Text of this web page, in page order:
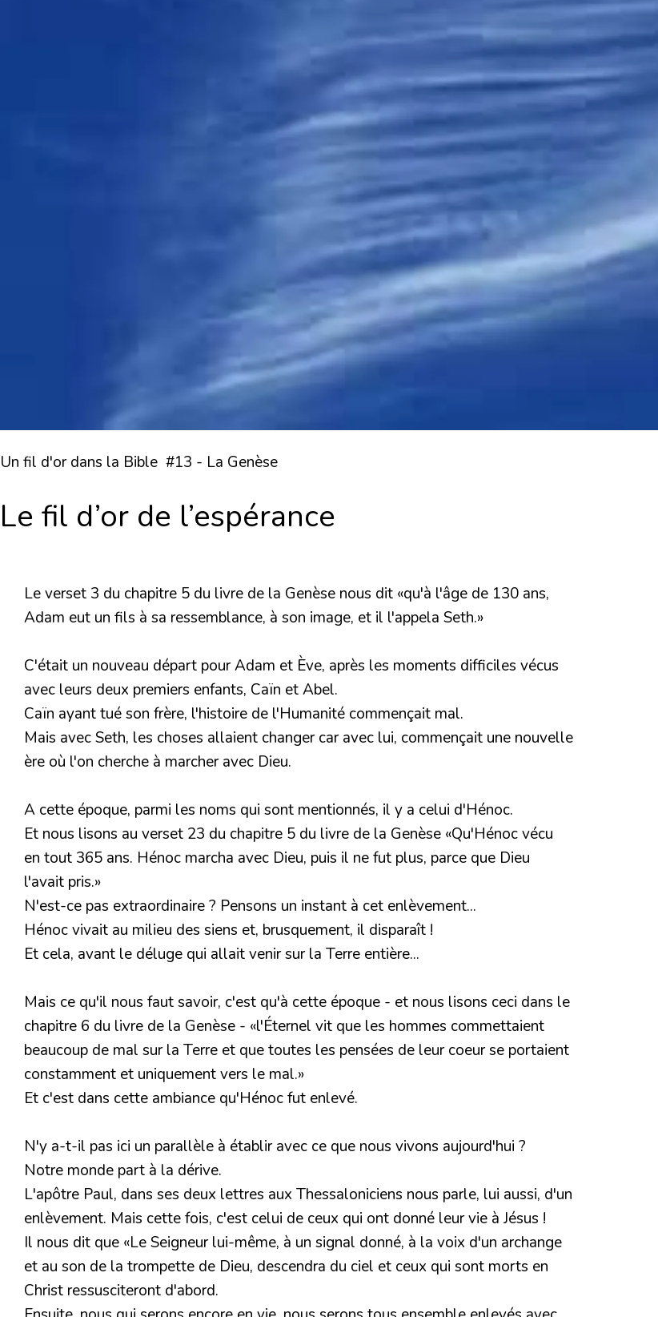
Un fil d'or dans la Bible #13 - La Genèse
Le fil d’or de l’espérance
Le verset 3 du chapitre 5 du livre de la Genèse nous dit «qu'à l'âge de 130 ans,
Adam eut un fils à sa ressemblance, à son image, et il l'appela Seth.»
C'était un nouveau départ pour Adam et Ève, après les moments difficiles vécus
avec leurs deux premiers enfants, Caïn et Abel.
Caïn ayant tué son frère, l'histoire de l'Humanité commençait mal.
Mais avec Seth, les choses allaient changer car avec lui, commençait une nouvelle
ère où l'on cherche à marcher avec Dieu.
A cette époque, parmi les noms qui sont mentionnés, il y a celui d'Hénoc.
Et nous lisons au verset 23 du chapitre 5 du livre de la Genèse «Qu'Hénoc vécu
en tout 365 ans. Hénoc marcha avec Dieu, puis il ne fut plus, parce que Dieu
l'avait pris.»
N'est-ce pas extraordinaire ? Pensons un instant à cet enlèvement...
Hénoc vivait au milieu des siens et, brusquement, il disparaît !
Et cela, avant le déluge qui allait venir sur la Terre entière...
Mais ce qu'il nous faut savoir, c'est qu'à cette époque - et nous lisons ceci dans le
chapitre 6 du livre de la Genèse - «l'Éternel vit que les hommes commettaient
beaucoup de mal sur la Terre et que toutes les pensées de leur coeur se portaient
constamment et uniquement vers le mal.»
Et c'est dans cette ambiance qu'Hénoc fut enlevé.
N'y a-t-il pas ici un parallèle à établir avec ce que nous vivons aujourd'hui ?
Notre monde part à la dérive.
L'apôtre Paul, dans ses deux lettres aux Thessaloniciens nous parle, lui aussi, d'un
enlèvement. Mais cette fois, c'est celui de ceux qui ont donné leur vie à Jésus !
Il nous dit que «Le Seigneur lui-même, à un signal donné, à la voix d'un archange
et au son de la trompette de Dieu, descendra du ciel et ceux qui sont morts en
Christ ressusciteront d'abord.